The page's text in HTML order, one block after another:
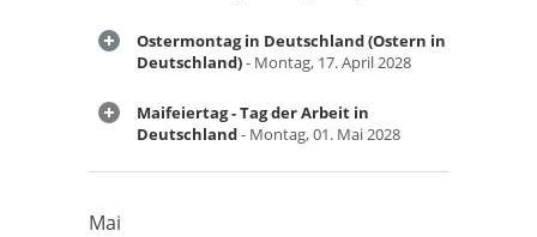
Ostermontag in Deutschland (Ostern in
Deutschland)- Montag, 17. April 2028
Maifeiertag - Tag der Arbeit in
Deutschland- Montag, 01. Mai 2028
Mai